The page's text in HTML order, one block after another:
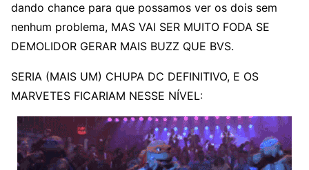
dando chance para que possamos ver os dois sem
nenhum problema, MAS VAI SER MUITO FODA SE
DEMOLIDOR GERAR MAIS BUZZ QUE BVS.
SERIA (MAIS UM) CHUPA DC DEFINITIVO, E OS
MARVETES FICARIAM NESSE NÍVEL: